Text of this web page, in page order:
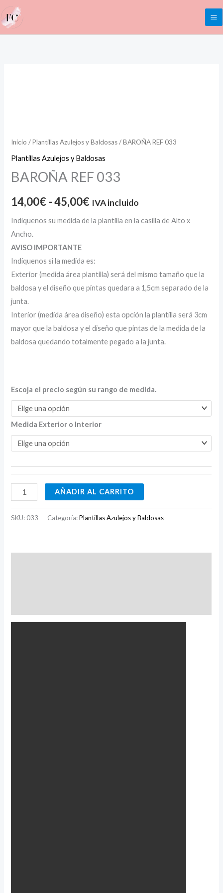
al
contenido
Inicio /Plantillas Azulejos y Baldosas/ BAROÑA REF 033
Plantillas Azulejos y Baldosas
BAROÑA REF 033
14,00€- 45,00€
desde
14,00€
hasta
45,00€
IVA incluido
Indíquenos su medida de la plantilla en la casilla de Alto x
Ancho.
AVISO IMPORTANTE
Indíquenos si la medida es:
Exterior (medida área plantilla) será del mismo tamaño que la
baldosa y el diseño que pintas quedara a 1,5cm separado de la
junta.
Interior (medida área diseño) esta opción la plantilla será 3cm
mayor que la baldosa y el diseño que pintas de la medida de la
baldosa quedando totalmente pegado a la junta.
Escoja el precio según su rango de medida.
Medida Exterior o Interior
AÑADIR AL CARRITO
SKU: 033 Categoría:Plantillas Azulejos y Baldosas